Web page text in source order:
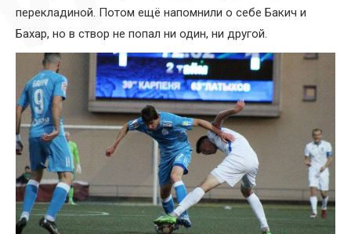
перекладиной. Потом ещё напомнили о себе Бакич и
Бахар, но в створ не попал ни один, ни другой.